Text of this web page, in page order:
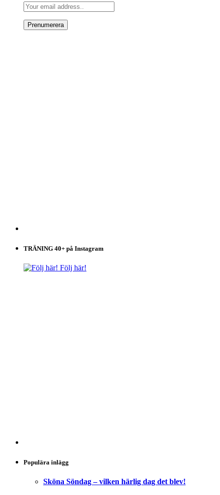
TRÄNING 40+ på Instagram
Följ här!
Populära inlägg
Sköna Söndag – vilken härlig dag det blev!